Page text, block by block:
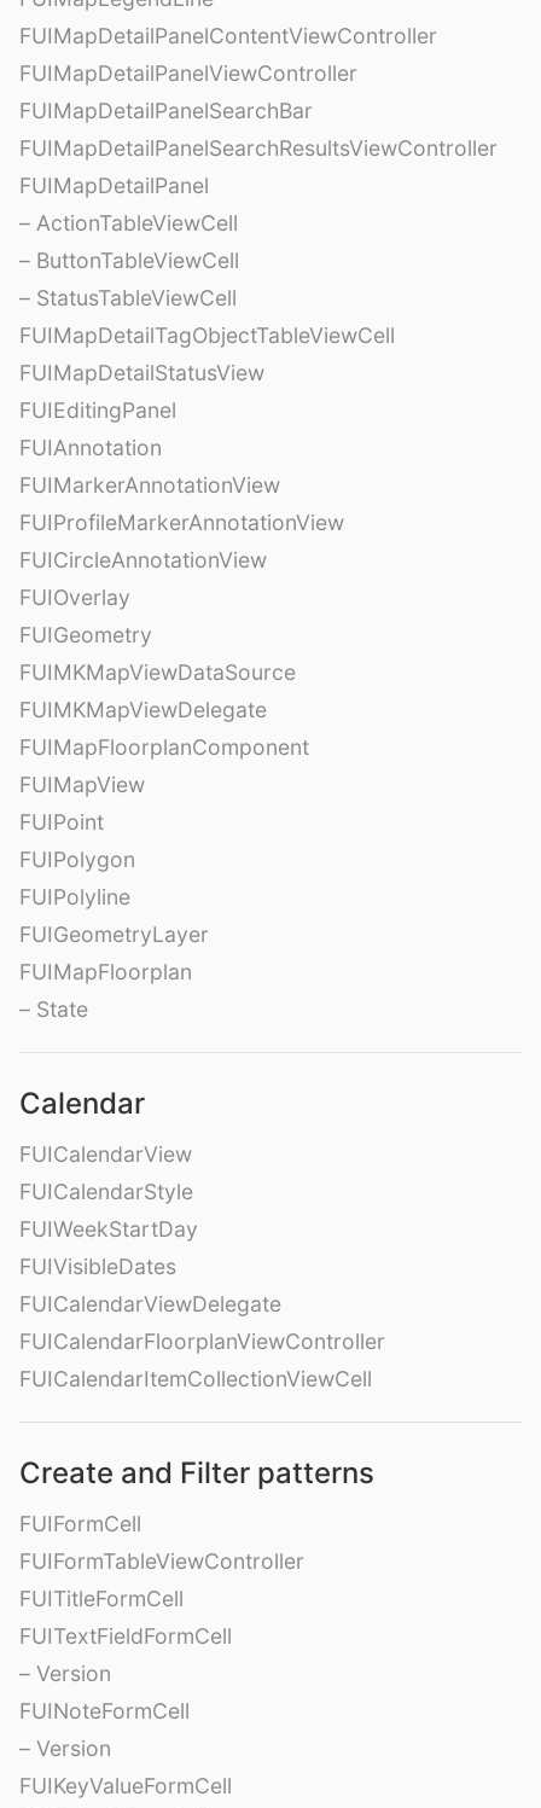
FUIMapDetailPanelContentViewController
FUIMapDetailPanelViewController
FUIMapDetailPanelSearchBar
FUIMapDetailPanelSearchResultsViewController
FUIMapDetailPanel
– ActionTableViewCell
– ButtonTableViewCell
– StatusTableViewCell
FUIMapDetailTagObjectTableViewCell
FUIMapDetailStatusView
FUIEditingPanel
FUIAnnotation
FUIMarkerAnnotationView
FUIProfileMarkerAnnotationView
FUICircleAnnotationView
FUIOverlay
FUIGeometry
FUIMKMapViewDataSource
FUIMKMapViewDelegate
FUIMapFloorplanComponent
FUIMapView
FUIPoint
FUIPolygon
FUIPolyline
FUIGeometryLayer
FUIMapFloorplan
– State
Calendar
FUICalendarView
FUICalendarStyle
FUIWeekStartDay
FUIVisibleDates
FUICalendarViewDelegate
FUICalendarFloorplanViewController
FUICalendarItemCollectionViewCell
Create and Filter patterns
FUIFormCell
FUIFormTableViewController
FUITitleFormCell
FUITextFieldFormCell
– Version
FUINoteFormCell
– Version
FUIKeyValueFormCell